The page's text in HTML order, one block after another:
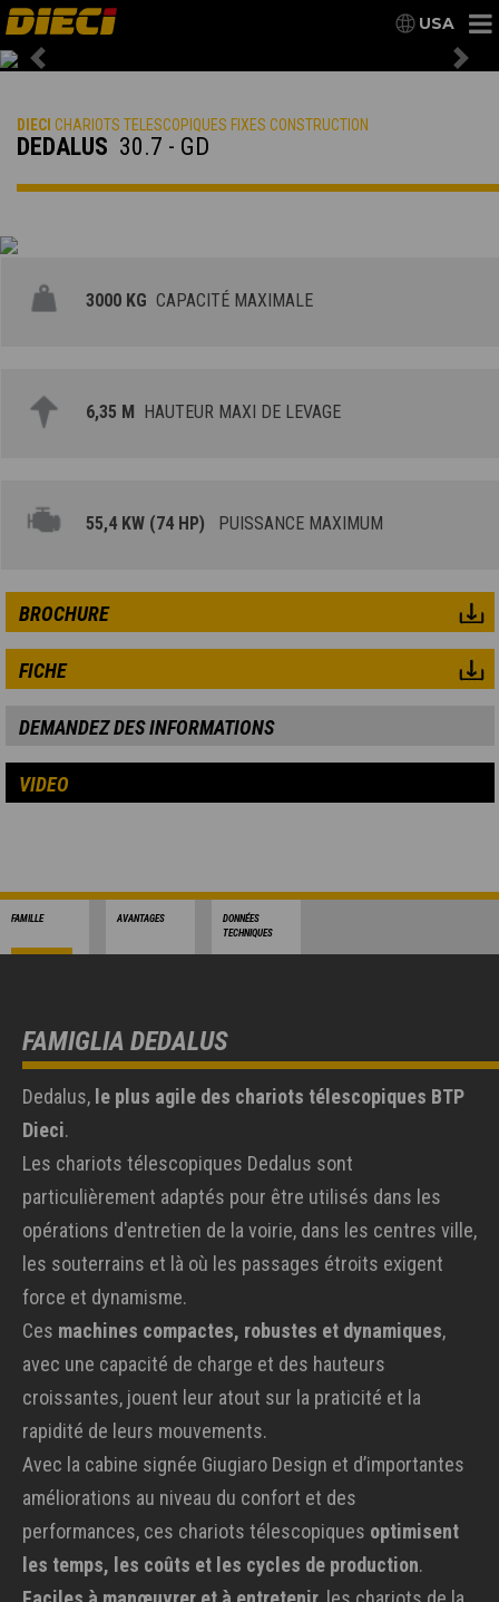
USA
Previous
DIECI CHARIOTS TELESCOPIQUES FIXES CONSTRUCTION
DEDALUS 30.7 - GD
3000 KG CAPACITÉ MAXIMALE
6,35 M HAUTEUR MAXI DE LEVAGE
55,4 KW (74 HP) PUISSANCE MAXIMUM
BROCHURE
FICHE
DEMANDEZ DES INFORMATIONS
VIDEO
FAMILLE AVANTAGES
DONNÉES
TECHNIQUES
FAMIGLIA DEDALUS
Dedalus, le plus agile des chariots télescopiques BTP
Dieci.
Les chariots télescopiques Dedalus sont
particulièrement adaptés pour être utilisés dans les
opérations d'entretien de la voirie, dans les centres ville,
les souterrains et là où les passages étroits exigent
force et dynamisme.
Ces machines compactes, robustes et dynamiques,
avec une capacité de charge et des hauteurs
croissantes, jouent leur atout sur la praticité et la
rapidité de leurs mouvements.
Avec la cabine signée Giugiaro Design et d’importantes
améliorations au niveau du confort et des
performances, ces chariots télescopiques optimisent
les temps, les coûts et les cycles de production.